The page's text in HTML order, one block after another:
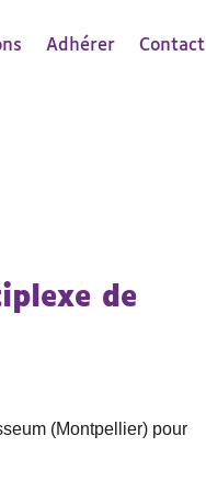
Adhérer Contact
de
(Montpellier) pour